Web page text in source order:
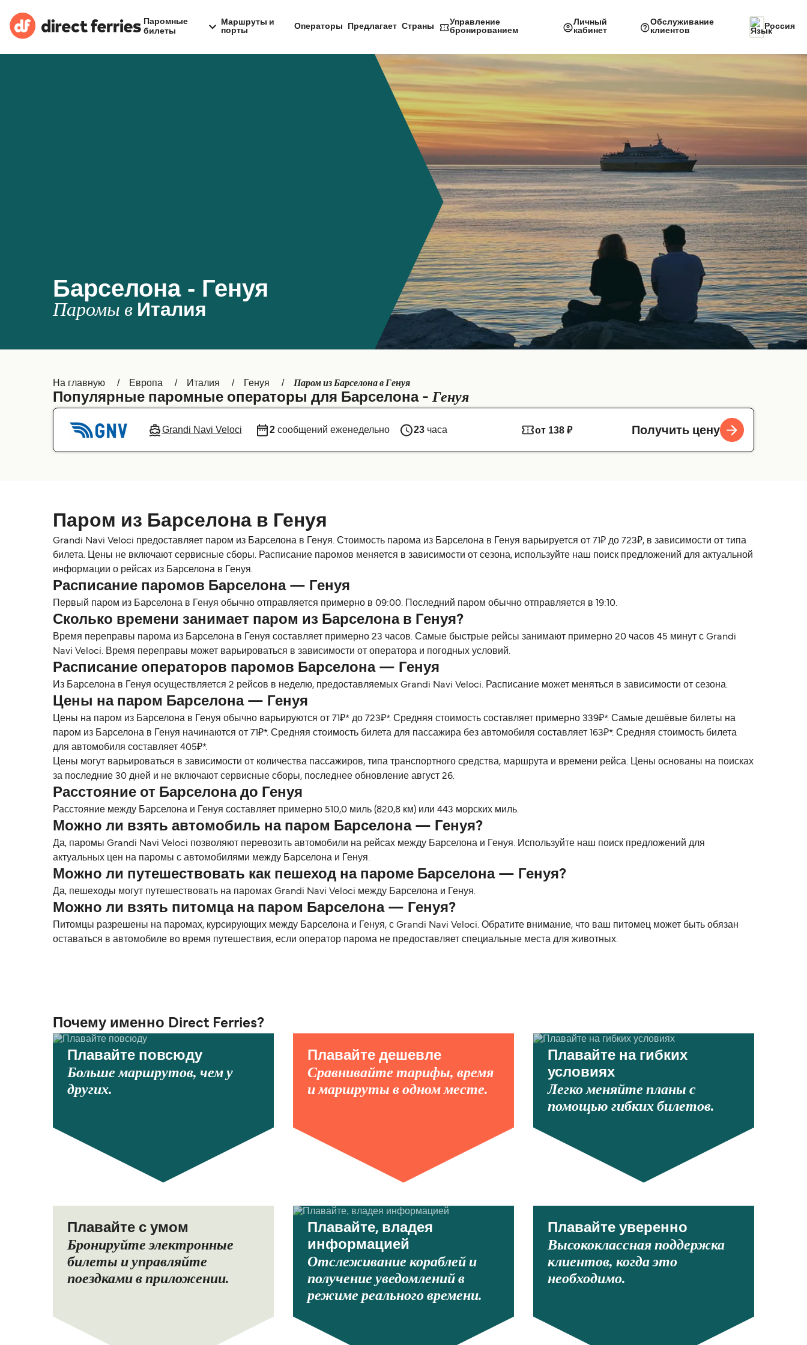
Паромные
билеты
Маршруты и
порты
Операторы Предлагает Страны
Управление
бронированием
Личный
кабинет
Обслуживание
клиентов
Россия
Барселона - Генуя
Паромы в Италия
На главную Европа Италия Генуя Паром из Барселона в Генуя
Популярные паромные операторы для Барселона -Генуя
Grandi Navi Veloci 2сообщений еженедельно 23часа от 138 ₽ Получить цену
Паром из Барселона в Генуя
Grandi Navi Veloci предоставляет паром из Барселона в Генуя. Стоимость парома из Барселона в Генуя варьируется от 71₽ до 723₽, в зависимости от типа
билета. Цены не включают сервисные сборы. Расписание паромов меняется в зависимости от сезона, используйте наш поиск предложений для актуальной
информации о рейсах из Барселона в Генуя.
Расписание паромов Барселона — Генуя
Первый паром из Барселона в Генуя обычно отправляется примерно в 09:00. Последний паром обычно отправляется в 19:10.
Сколько времени занимает паром из Барселона в Генуя?
Время переправы парома из Барселона в Генуя составляет примерно 23 часов. Самые быстрые рейсы занимают примерно 20 часов 45 минут с Grandi
Navi Veloci. Время переправы может варьироваться в зависимости от оператора и погодных условий.
Расписание операторов паромов Барселона — Генуя
Из Барселона в Генуя осуществляется 2 рейсов в неделю, предоставляемых Grandi Navi Veloci. Расписание может меняться в зависимости от сезона.
Цены на паром Барселона — Генуя
Цены на паром из Барселона в Генуя обычно варьируются от 71₽* до 723₽*. Средняя стоимость составляет примерно 339₽*. Самые дешёвые билеты на
паром из Барселона в Генуя начинаются от 71₽*. Средняя стоимость билета для пассажира без автомобиля составляет 163₽*. Средняя стоимость билета
для автомобиля составляет 405₽*.
Цены могут варьироваться в зависимости от количества пассажиров, типа транспортного средства, маршрута и времени рейса. Цены основаны на поисках
за последние 30 дней и не включают сервисные сборы, последнее обновление август 26.
Расстояние от Барселона до Генуя
Расстояние между Барселона и Генуя составляет примерно 510,0 миль (820,8 км) или 443 морских миль.
Можно ли взять автомобиль на паром Барселона — Генуя?
Да, паромы Grandi Navi Veloci позволяют перевозить автомобили на рейсах между Барселона и Генуя. Используйте наш поиск предложений для
актуальных цен на паромы с автомобилями между Барселона и Генуя.
Можно ли путешествовать как пешеход на пароме Барселона — Генуя?
Да, пешеходы могут путешествовать на паромах Grandi Navi Veloci между Барселона и Генуя.
Можно ли взять питомца на паром Барселона — Генуя?
Питомцы разрешены на паромах, курсирующих между Барселона и Генуя, с Grandi Navi Veloci. Обратите внимание, что ваш питомец может быть обязан
оставаться в автомобиле во время путешествия, если оператор парома не предоставляет специальные места для животных.
Почему именно Direct Ferries?
Плавайте повсюду
Больше маршрутов, чем у
других.
Плавайте дешевле
Сравнивайте тарифы, время
и маршруты в одном месте.
Плавайте на гибких
условиях
Легко меняйте планы с
помощью гибких билетов.
Плавайте с умом
Бронируйте электронные
билеты и управляйте
поездками в приложении.
Плавайте, владея
информацией
Отслеживание кораблей и
получение уведомлений в
режиме реального времени.
Плавайте уверенно
Высококлассная поддержка
клиентов, когда это
необходимо.